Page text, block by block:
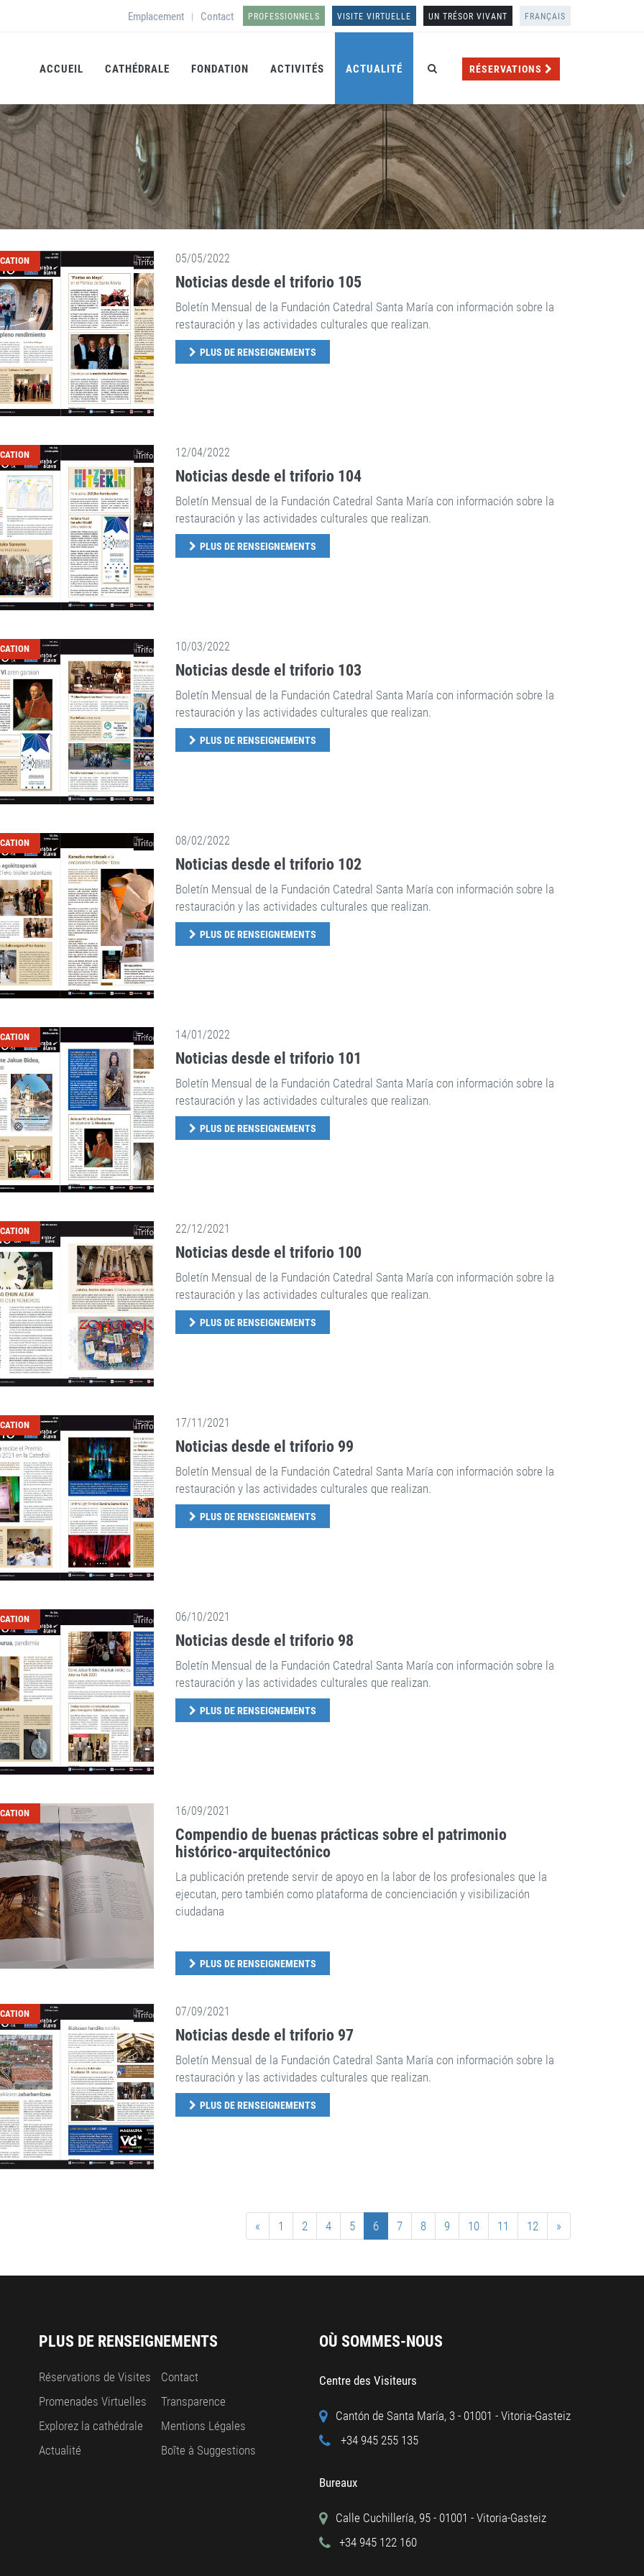
Emplacement | Contact PROFESSIONNELS VISITE VIRTUELLE UN TRÉSOR VIVANT FRANÇAIS
ACCUEIL CATHÉDRALE FONDATION ACTIVITÉS ACTUALITÉ RÉSERVATIONS
05/05/2022
Noticias desde el triforio 105
Boletín Mensual de la Fundación Catedral Santa María con información sobre la
restauración y las actividades culturales que realizan.
PLUS DE RENSEIGNEMENTS
12/04/2022
Noticias desde el triforio 104
Boletín Mensual de la Fundación Catedral Santa María con información sobre la
restauración y las actividades culturales que realizan.
PLUS DE RENSEIGNEMENTS
10/03/2022
Noticias desde el triforio 103
Boletín Mensual de la Fundación Catedral Santa María con información sobre la
restauración y las actividades culturales que realizan.
PLUS DE RENSEIGNEMENTS
08/02/2022
Noticias desde el triforio 102
Boletín Mensual de la Fundación Catedral Santa María con información sobre la
restauración y las actividades culturales que realizan.
PLUS DE RENSEIGNEMENTS
14/01/2022
Noticias desde el triforio 101
Boletín Mensual de la Fundación Catedral Santa María con información sobre la
restauración y las actividades culturales que realizan.
PLUS DE RENSEIGNEMENTS
22/12/2021
Noticias desde el triforio 100
Boletín Mensual de la Fundación Catedral Santa María con información sobre la
restauración y las actividades culturales que realizan.
PLUS DE RENSEIGNEMENTS
17/11/2021
Noticias desde el triforio 99
Boletín Mensual de la Fundación Catedral Santa María con información sobre la
restauración y las actividades culturales que realizan.
PLUS DE RENSEIGNEMENTS
06/10/2021
Noticias desde el triforio 98
Boletín Mensual de la Fundación Catedral Santa María con información sobre la
restauración y las actividades culturales que realizan.
PLUS DE RENSEIGNEMENTS
16/09/2021
Compendio de buenas prácticas sobre el patrimonio
histórico-arquitectónico
La publicación pretende servir de apoyo en la labor de los profesionales que la
ejecutan, pero también como plataforma de concienciación y visibilización
ciudadana
PLUS DE RENSEIGNEMENTS
07/09/2021
Noticias desde el triforio 97
Boletín Mensual de la Fundación Catedral Santa María con información sobre la
restauración y las actividades culturales que realizan.
PLUS DE RENSEIGNEMENTS
« 1 2 4 5 6 7 8 9 10 11 12 »
PLUS DE RENSEIGNEMENTS
Réservations de Visites
Promenades Virtuelles
Explorez la cathédrale
Actualité
Contact
Transparence
Mentions Légales
Boîte à Suggestions
OÙ SOMMES-NOUS
Centre des Visiteurs
Cantón de Santa María, 3 - 01001 - Vitoria-Gasteiz
+34 945 255 135
Bureaux
Calle Cuchillería, 95 - 01001 - Vitoria-Gasteiz
+34 945 122 160